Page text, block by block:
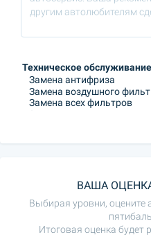
ВАША
Выбирая уровни, оцените
Итоговая оценка будет